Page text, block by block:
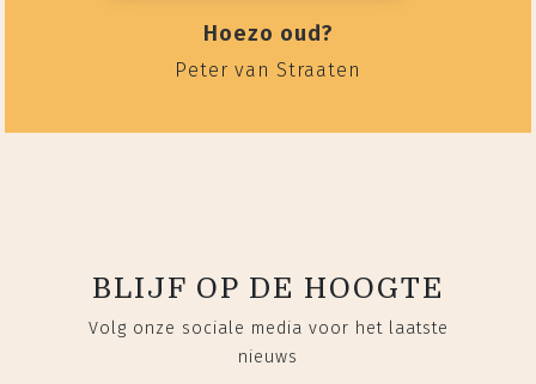
Hoezo oud?
Peter van Straaten
BLIJF OP DE HOOGTE
Volg onze sociale media voor het laatste
nieuws